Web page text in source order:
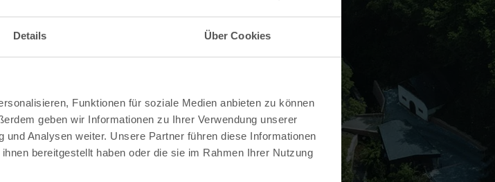
Details Über Cookies
Funktionen für soziale Medien anbieten zu können
geben wir Informationen zu Ihrer Verwendung unserer
Analysen weiter. Unsere Partner führen diese Informationen
bereitgestellt haben oder die sie im Rahmen Ihrer Nutzung